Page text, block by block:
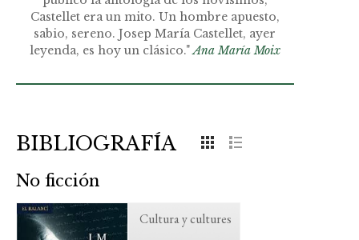
Castellet era un mito. Un hombre apuesto,
sabio, sereno. Josep María Castellet, ayer
leyenda, es hoy un clásico."Ana María Moix
BIBLIOGRAFÍA
No ficción
Cultura y cultures